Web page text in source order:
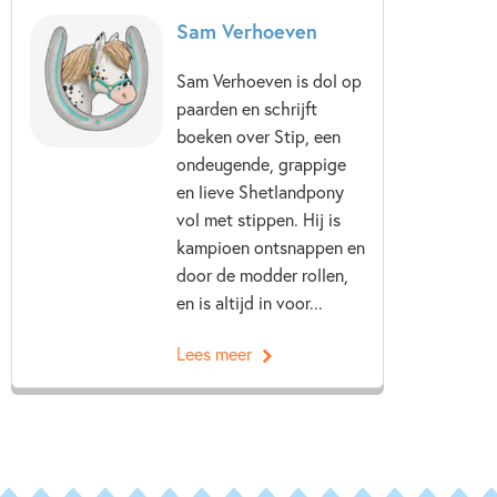
Sam Verhoeven
Sam Verhoeven
Sam Verhoeven is dol op
paarden en schrijft
boeken over Stip, een
ondeugende, grappige
en lieve Shetlandpony
vol met stippen. Hij is
kampioen ontsnappen en
door de modder rollen,
en is altijd in voor...
Lees meer